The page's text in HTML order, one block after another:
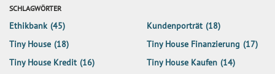
SCHLAGWÖRTER
Ethikbank (45) Kundenporträt (18)
Tiny House (18) Tiny House Finanzierung (17)
Tiny House Kredit (16) Tiny House Kaufen (14)